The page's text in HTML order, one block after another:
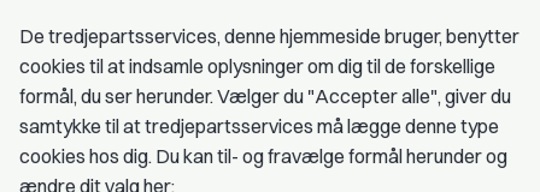
Medlemskab
Fordele som medlem
Kontingent
De tredjepartsservices, denne hjemmeside bruger, benytter
cookies til at indsamle oplysninger om dig til de forskellige
formål, du ser herunder. Vælger du "Accepter alle", giver du
samtykke til at tredjepartsservices må lægge denne type
cookies hos dig. Du kan til- og fravælge formål herunder og
ændre dit valg her: